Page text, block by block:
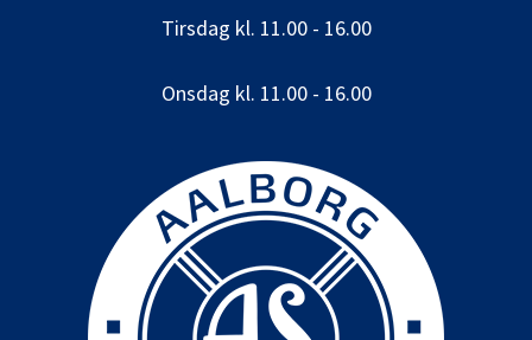
Tirsdag kl. 11.00 - 16.00
Onsdag kl. 11.00 - 16.00